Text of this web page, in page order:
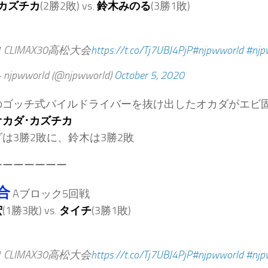
ズチカ(2勝2敗) vs. 鈴木みのる(3勝1敗)
CLIMAX30高松大会https://t.co/Tj7UBJ4PjP#njpwworld
(@njpwworld) October 5, 2020
ッチ式パイルドライバーを抜け出したオカダがエビ
ダ･カズチカ
3勝2敗に、鈴木は3勝2敗
ーーーーー
Aブロック5回戦
(1勝3敗) vs. タイチ(3勝1敗)
CLIMAX30高松大会https://t.co/Tj7UBJ4PjP#njpwworld